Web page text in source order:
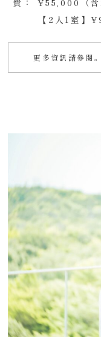
【2人1室】
更多資訊請參閱。